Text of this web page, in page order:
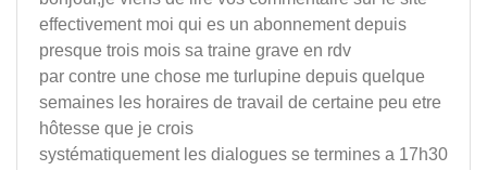
effectivement moi qui es un abonnement depuis
presque trois mois sa traine grave en rdv
par contre une chose me turlupine depuis quelque
semaines les horaires de travail de certaine peu etre
hôtesse que je crois
systématiquement les dialogues se termines a 17h30